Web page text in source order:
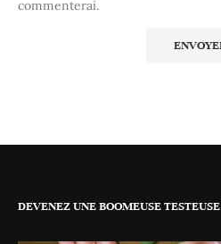
commenterai.
DEVENEZ UNE BOOMEUSE TESTEUSE